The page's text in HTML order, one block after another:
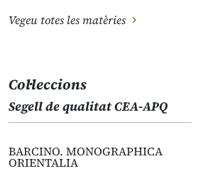
Vegeu totes les matèries
Col·leccions
Segell de qualitat CEA-APQ
BARCINO. MONOGRAPHICA
ORIENTALIA